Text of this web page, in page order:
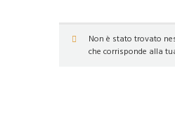
Non è stato trovato
che corrisponde alla